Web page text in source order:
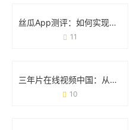
丝瓜App测评：如何实现无限播放的追剧自由？
11
三年片在线视频中国：从流量狂欢到内容升级的蜕变之路
10